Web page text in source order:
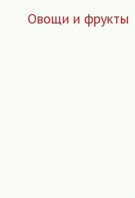
Овощи и фрукты